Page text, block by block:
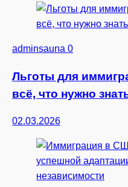
adminsauna 0
Льготы для
всё, что нужно
02.03.2026